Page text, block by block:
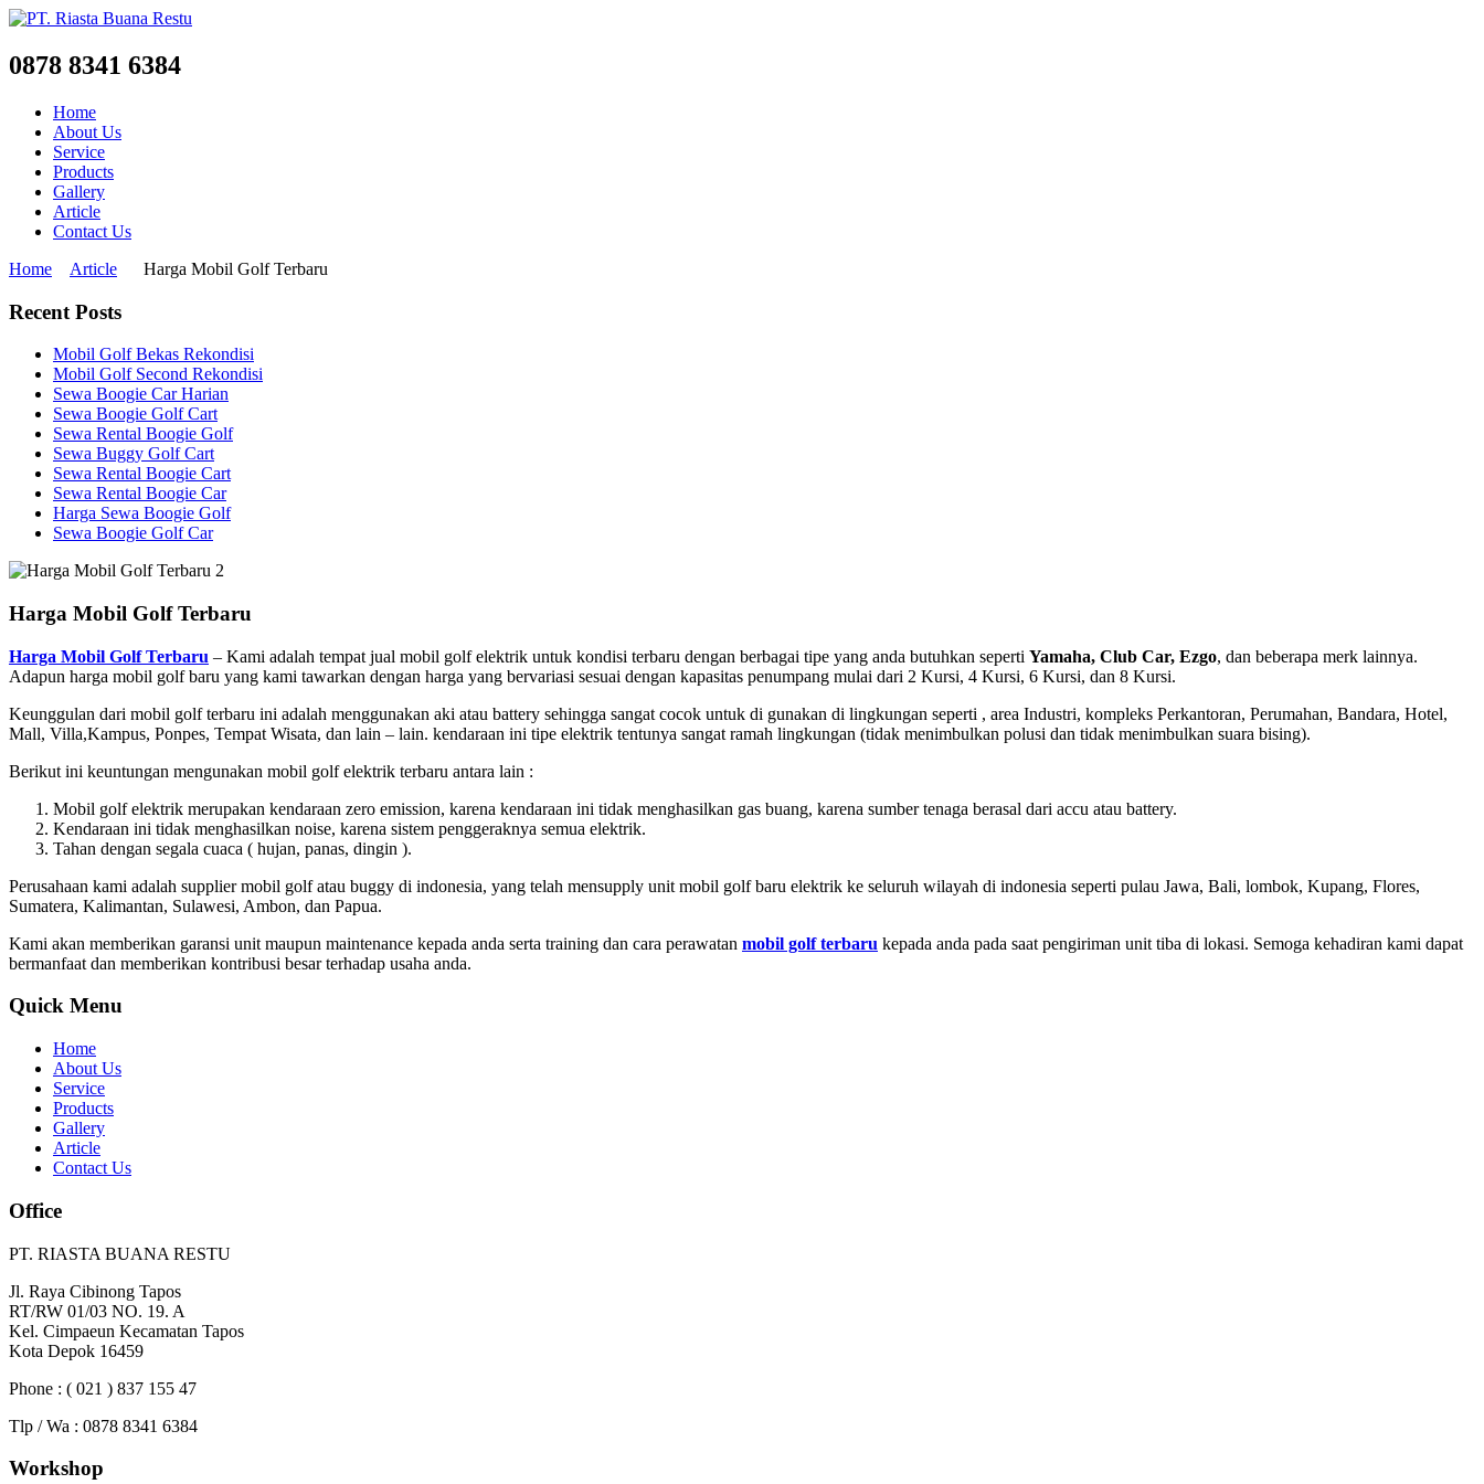
0878 8341 6384
Home
About Us
Service
Products
Gallery
Article
Contact Us
Home
Article Harga Mobil Golf Terbaru
Recent Posts
Mobil Golf Bekas Rekondisi
Mobil Golf Second Rekondisi
Sewa Boogie Car Harian
Sewa Boogie Golf Cart
Sewa Rental Boogie Golf
Sewa Buggy Golf Cart
Sewa Rental Boogie Cart
Sewa Rental Boogie Car
Harga Sewa Boogie Golf
Sewa Boogie Golf Car
Harga Mobil Golf Terbaru
Harga Mobil Golf Terbaru – Kami adalah tempat jual mobil golf elektrik untuk kondisi terbaru dengan berbagai tipe yang anda butuhkan seperti Yamaha, Club Car, Ezgo, dan beberapa merk lainnya.
Adapun harga mobil golf baru yang kami tawarkan dengan harga yang bervariasi sesuai dengan kapasitas penumpang mulai dari 2 Kursi, 4 Kursi, 6 Kursi, dan 8 Kursi.
Keunggulan dari mobil golf terbaru ini adalah menggunakan aki atau battery sehingga sangat cocok untuk di gunakan di lingkungan seperti , area Industri, kompleks Perkantoran, Perumahan, Bandara, Hotel,
Mall, Villa,Kampus, Ponpes, Tempat Wisata, dan lain – lain. kendaraan ini tipe elektrik tentunya sangat ramah lingkungan (tidak menimbulkan polusi dan tidak menimbulkan suara bising).
Berikut ini keuntungan mengunakan mobil golf elektrik terbaru antara lain :
Mobil golf elektrik merupakan kendaraan zero emission, karena kendaraan ini tidak menghasilkan gas buang, karena sumber tenaga berasal dari accu atau battery.
Kendaraan ini tidak menghasilkan noise, karena sistem penggeraknya semua elektrik.
Tahan dengan segala cuaca ( hujan, panas, dingin ).
Perusahaan kami adalah supplier mobil golf atau buggy di indonesia, yang telah mensupply unit mobil golf baru elektrik ke seluruh wilayah di indonesia seperti pulau Jawa, Bali, lombok, Kupang, Flores,
Sumatera, Kalimantan, Sulawesi, Ambon, dan Papua.
Kami akan memberikan garansi unit maupun maintenance kepada anda serta training dan cara perawatan mobil golf terbaru kepada anda pada saat pengiriman unit tiba di lokasi. Semoga kehadiran kami dapat
bermanfaat dan memberikan kontribusi besar terhadap usaha anda.
Quick Menu
Home
About Us
Service
Products
Gallery
Article
Contact Us
Office
PT. RIASTA BUANA RESTU
Jl. Raya Cibinong Tapos
RT/RW 01/03 NO. 19. A
Kel. Cimpaeun Kecamatan Tapos
Kota Depok 16459
Phone : ( 021 ) 837 155 47
Tlp / Wa : 0878 8341 6384
Workshop